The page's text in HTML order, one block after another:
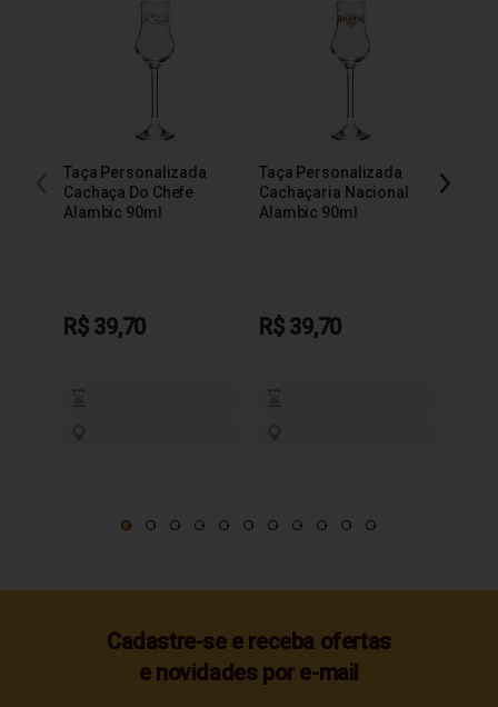
Taça Personalizada
Cachaça Do Chefe
Alambic 90ml
R$ 39,70
Taça Personalizada
Cachaçaria Nacional
Alambic 90ml
R$ 39,70
Cadastre-se e receba ofertas
e novidades por e-mail